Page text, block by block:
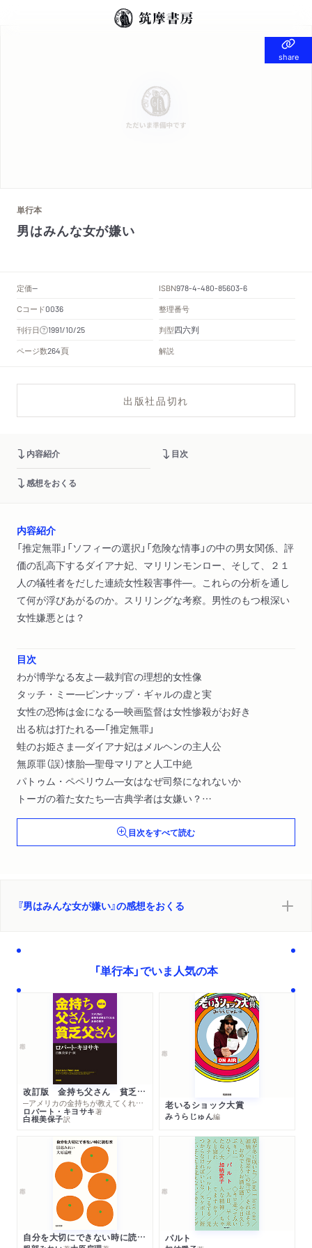
share
share
単行本
男はみんな女が嫌い
定価-- ISBN978-4-480-85603-6
Cコード0036
整理番号
刊行日
1991/10/25 判型四六判
ページ数264頁 解説
出版社品切れ
内容紹介 目次
感想をおくる
内容紹介
「推定無罪」「ソフィーの選択」「危険な情事」の中の男女関係、評
価の乱高下するダイアナ妃、マリリンモンロー、そして、２１
人の犠牲者をだした連続女性殺害事件―。これらの分析を通し
て何が浮びあがるのか。スリリングな考察。男性のもつ根深い
女性嫌悪とは？
目次
わが博学なる友よ―裁判官の理想的女性像
タッチ・ミー―ピンナップ・ギャルの虚と実
女性の恐怖は金になる―映画監督は女性惨殺がお好き
出る杭は打たれる―「推定無罪」
蛙のお姫さま―ダイアナ妃はメルヘンの主人公
無原罪（誤）懐胎―聖母マリアと人工中絶
パトゥム・ペペリウム―女はなぜ司祭になれないか
トーガの着た女たち―古典学者は女嫌い？
女のいない社会―隠れホモたちの世界
紳士は金髪死体がお好き―マリリン・モンローの悲劇
ホロコースト・ガールズ―「ソフィーの選択」
プリマドンナ―サッチャー首相のハンドバッグ
目次をすべて読む
『男はみんな女が嫌い』の感想をおくる
「単行本」でいま人気の本
改訂版 金持ち父さん 貧乏父さん
─アメリカの金持ちが教えてくれるお金の哲学
ロバート・キヨサキ著
白根美保子訳
老いるショック大賞
みうらじゅん編
自分を大切にできない時に読む本 パルト